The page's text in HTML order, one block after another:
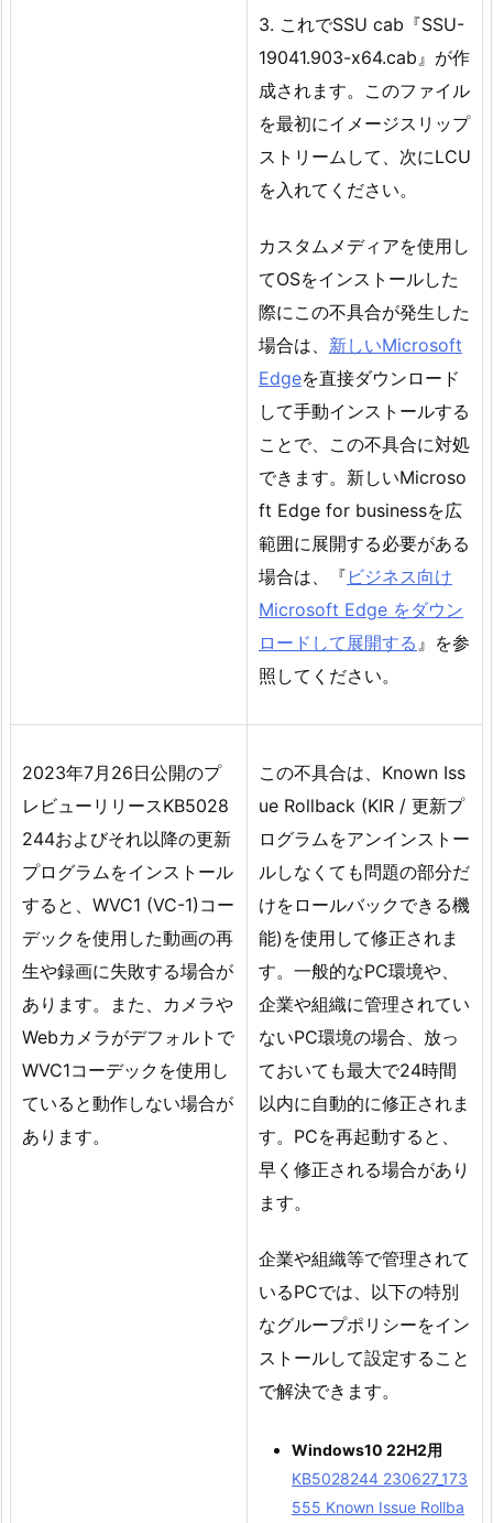
3. これでSSU cab『SSU-
19041.903-x64.cab』が作
成されます。このファイル
を最初にイメージスリップ
ストリームして、次にLCU
を入れてください。
カスタムメディアを使用し
てOSをインストールした
際にこの不具合が発生した
場合は、 新しいMicrosoft
Edgeを直接ダウンロード
して手動インストールする
ことで、この不具合に対処
できます。新しいMicroso
ft Edge for businessを広
範囲に展開する必要がある
場合は、『 ビジネス向け
Microsoft Edge をダウン
ロードして展開する 』を参
照してください。
2023年7月26日公開のプ
レビューリリースKB5028
244およびそれ以降の更新
プログラムをインストール
すると、WVC1 (VC-1)コー
デックを使用した動画の再
生や録画に失敗する場合が
あります。また、カメラや
Webカメラがデフォルトで
WVC1コーデックを使用し
ていると動作しない場合が
あります。
この不具合は、Known Iss
ue Rollback (KIR / 更新プ
ログラムをアンインストー
ルしなくても問題の部分だ
けをロールバックできる機
能)を使用して修正されま
す。一般的なPC環境や、
企業や組織に管理されてい
ないPC環境の場合、放っ
ておいても最大で24時間
以内に自動的に修正されま
す。PCを再起動すると、
早く修正される場合があり
ます。
企業や組織等で管理されて
いるPCでは、以下の特別
なグループポリシーをイン
ストールして設定すること
で解決できます。
Windows10 22H2用
KB5028244 230627_173
555 Known Issue Rollba